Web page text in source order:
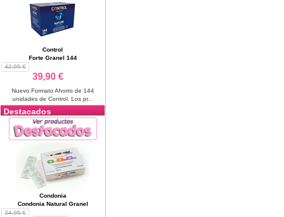
Control
Forte Granel 144
42,95 €
39,90 €
Nuevo Formato Ahorro de 144
unidades de Control. Los pr...
Destacados
Condonia
Condonia Natural Granel
24,95 €